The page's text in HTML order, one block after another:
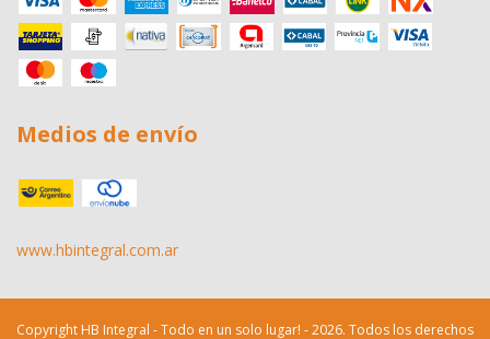
Medios de envío
www.hbintegral.com.ar
Copyright HB Integral - Todo en un solo lugar! - 2026. Todos los derechos